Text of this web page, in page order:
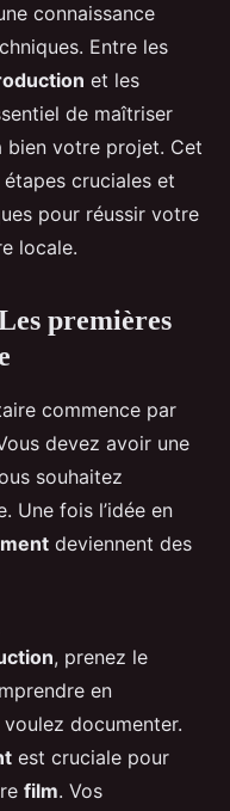
connaissance
Entre les
et les
de maîtriser
bien votre projet. Cet
cruciales et
pour réussir votre
locale.
premières
commence par
devez avoir une
souhaitez
Une fois l’idée en
deviennent des
, prenez le
en
documenter.
est cruciale pour
film. Vos